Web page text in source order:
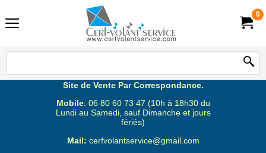
0
Site de Vente Par Correspondance.
Mobile: 06 80 60 73 47 (10h à 18h30 du
Lundi au Samedi, sauf Dimanche et jours
fériés)
Mail: cerfvolantservice@gmail.com